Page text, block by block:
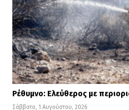
Ρέθυμνο: Ελεύθερος με
Σάββατο, 1 Αυγούστου, 2026